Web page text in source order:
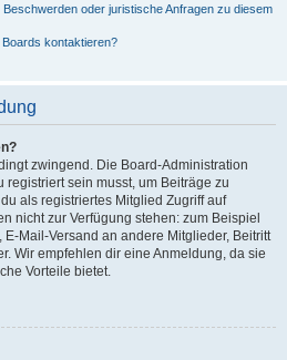
oder juristische Anfragen zu diesem
kontaktieren?
zwingend. Die Board-Administration
sein musst, um Beiträge zu
als registriertes Mitglied Zugriff auf
nicht zur Verfügung stehen: zum Beispiel
Mail-Versand an andere Mitglieder, Beitritt
Wir empfehlen dir eine Anmeldung, da sie
Vorteile bietet.